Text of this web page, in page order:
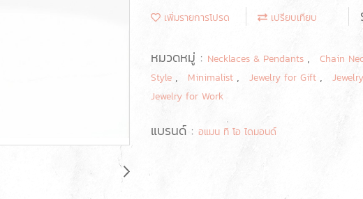
เพิ่มรายการโปรด เปรียบเทียบ
หมวดหมู่ : Necklaces & Pendants ,
Chain
Style , Minimalist , Jewelry for Gift ,
Jewelry for Work
แบรนด์ : อแมน ทิ โอ ไดมอนด์